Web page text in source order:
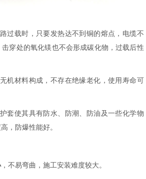
过载时，只要发热达不到铜的熔点，电缆不
穿处的氧化镁也不会形成碳化物，过载后性
机材料构成，不存在绝缘老化，使用寿命可
套使其具有防水、防潮、防油及一些化学物
，防爆性能好。
，不易弯曲，施工安装难度较大。